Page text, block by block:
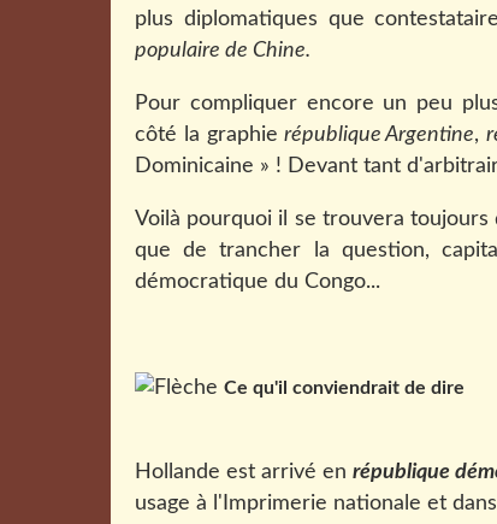
plus diplomatiques que
populaire de Chine.
Pour compliquer encore un peu
côté la graphie république Argentine,
Dominicaine » ! Devant tant
Voilà pourquoi il se trouvera
que de trancher la question,
démocratique du Congo...
Ce qu'il conviendrait de dire
Hollande est arrivé enrépublique
usage à l'Imprimerie nationale et